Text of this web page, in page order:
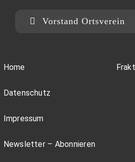
Vorstand Ortsverein
Home
Datenschutz
Impressum
Newsletter – Abonnieren